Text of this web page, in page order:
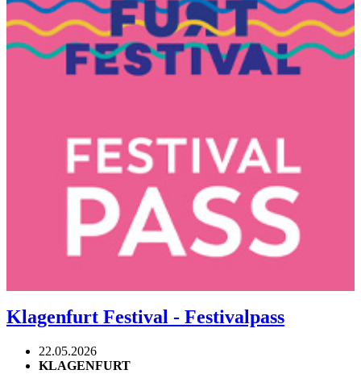
Klagenfurt Festival - Festivalpass
22.05.2026
KLAGENFURT